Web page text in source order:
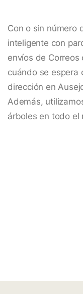
Con o sin número
inteligente con
envíos de
cuándo se espera
dirección en
Además,
árboles en todo el